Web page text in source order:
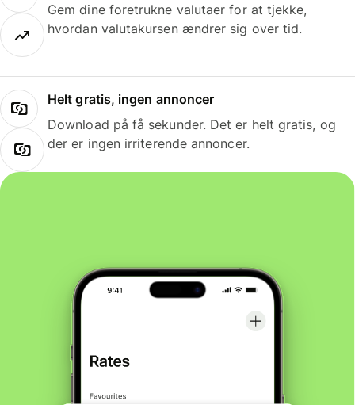
Gem dine foretrukne valutaer for at tjekke,
hvordan valutakursen ændrer sig over tid.
Helt gratis, ingen annoncer
Download på få sekunder. Det er helt gratis, og
der er ingen irriterende annoncer.